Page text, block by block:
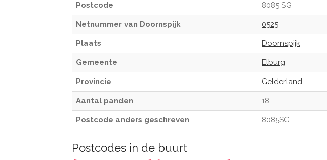
Postcode 8085 SG
Netnummer van Doornspijk 0525
Plaats Doornspijk
Gemeente Elburg
Provincie Gelderland
Aantal panden 18
Postcode anders geschreven 8085SG
Postcodes in de buurt